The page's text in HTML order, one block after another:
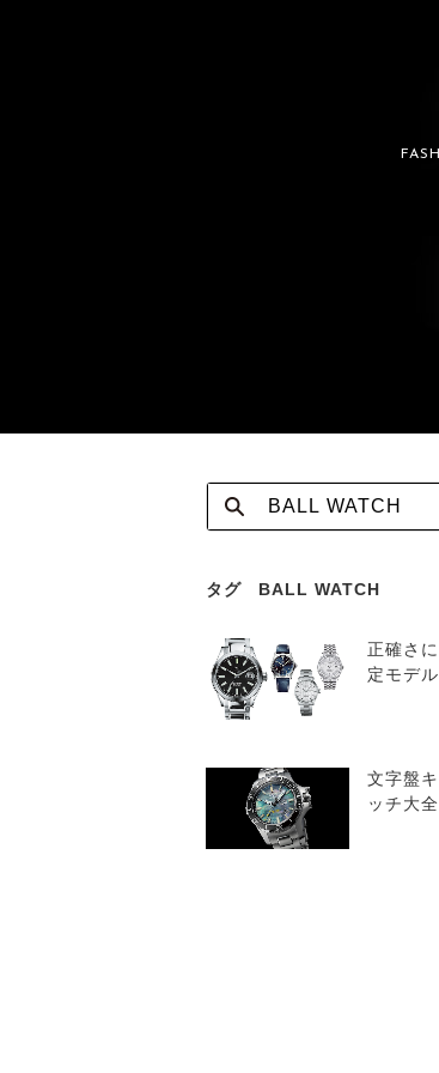
タグ BALL WATCH
正確さ
定モデ
文字盤
ッチ大全